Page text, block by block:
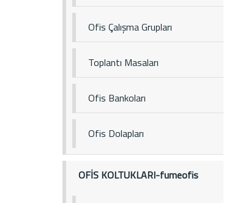
Ofis Çalışma Grupları
Toplantı Masaları
Ofis Bankoları
Ofis Dolapları
OFİS KOLTUKLARI-fumeofis